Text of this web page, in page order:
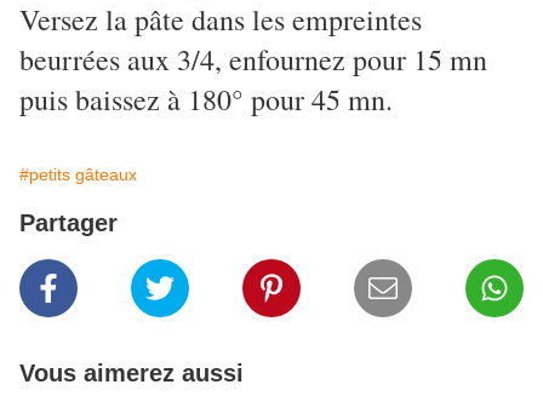
Versez la pâte dans les empreintes
beurrées aux 3/4, enfournez pour 15 mn
puis baissez à 180° pour 45 mn.
#petits gâteaux
Partager
Vous aimerez aussi